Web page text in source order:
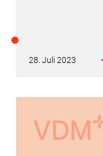
28. Juli 2023